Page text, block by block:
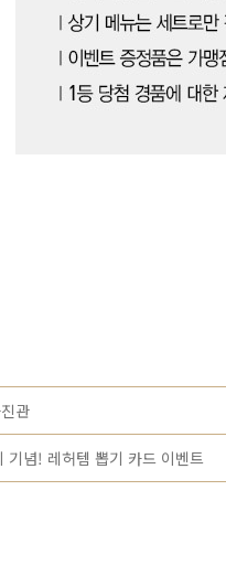
관
기념! 레허템 뽑기 카드 이벤트